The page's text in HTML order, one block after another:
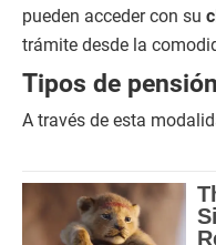
pueden acceder con su
trámite desde la
Tipos de
A través de esta